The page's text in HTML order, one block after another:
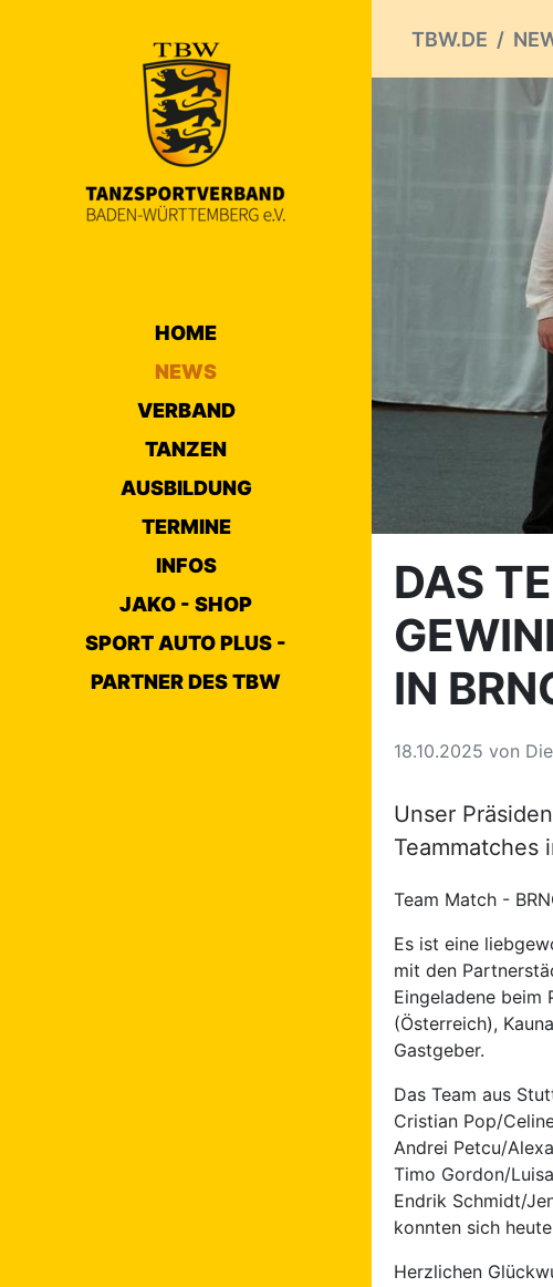
HOME
NEWS
VERBAND
TANZEN
AUSBILDUNG
TERMINE
INFOS
JAKO - SHOP
SPORT AUTO PLUS -
PARTNER DES TBW
TBW.DE
DAS
IN
18.10.2025 von
Unser
Teammatches
Team Match -
Es ist eine
mit den
Eingeladene beim
(Österreich),
Gastgeber.
Das Team aus
Cristian Pop/
Andrei Petcu/
Timo Gordon/
Endrik Schmidt/
konnten sich
Herzlichen